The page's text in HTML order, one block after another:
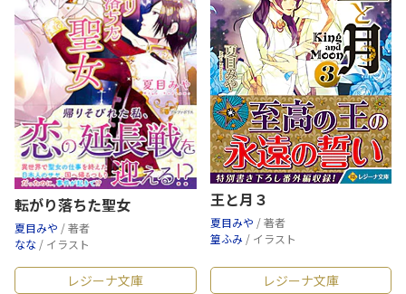
転がり落ちた聖女
夏目みや / 著者
なな / イラスト
王と月３
夏目みや / 著者
篁ふみ / イラスト
レジーナ文庫 レジーナ文庫